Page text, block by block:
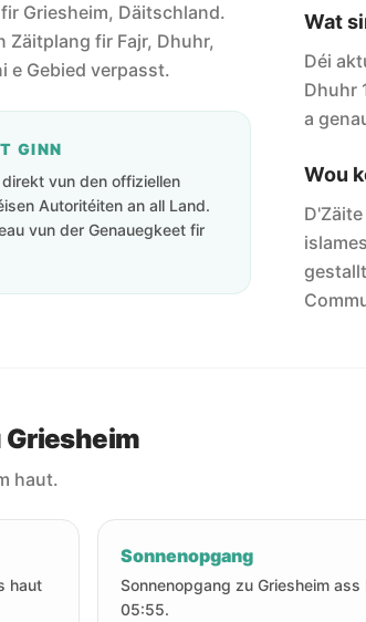
Griesheim, Däitschland.
Zäitplang fir Fajr, Dhuhr,
e Gebied verpasst.
GINN
vun den offiziellen
Autoritéiten an all Land.
vun der Genauegkeet fir
Wat
Déi
Dhuhr
a
Wou
haut.
haut
Sonnenopgang
Sonnenopgang zu Griesheim ass
05:55.